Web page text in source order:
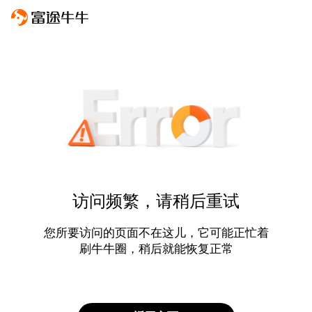
访问频繁，请稍后重试
您所要访问的页面不在这儿，它可能正忙着
刷牛牛圈，稍后就能恢复正常